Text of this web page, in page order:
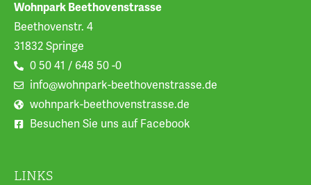
Wohnpark Beethovenstrasse
Beethovenstr. 4
31832 Springe
0 50 41 / 648 50 -0
info@wohnpark-beethovenstrasse.de
wohnpark-beethovenstrasse.de
Besuchen Sie uns auf Facebook
LINKS